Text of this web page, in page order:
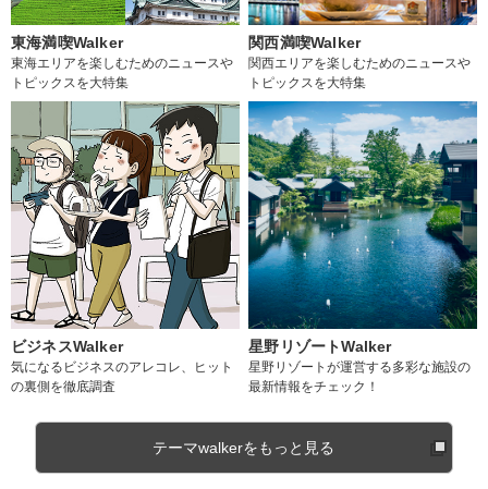
東海満喫Walker
東海エリアを楽しむためのニュースや
トピックスを大特集
関西満喫Walker
関西エリアを楽しむためのニュースや
トピックスを大特集
ビジネスWalker
気になるビジネスのアレコレ、ヒット
の裏側を徹底調査
星野リゾートWalker
星野リゾートが運営する多彩な施設の
最新情報をチェック！
テーマwalkerをもっと見る